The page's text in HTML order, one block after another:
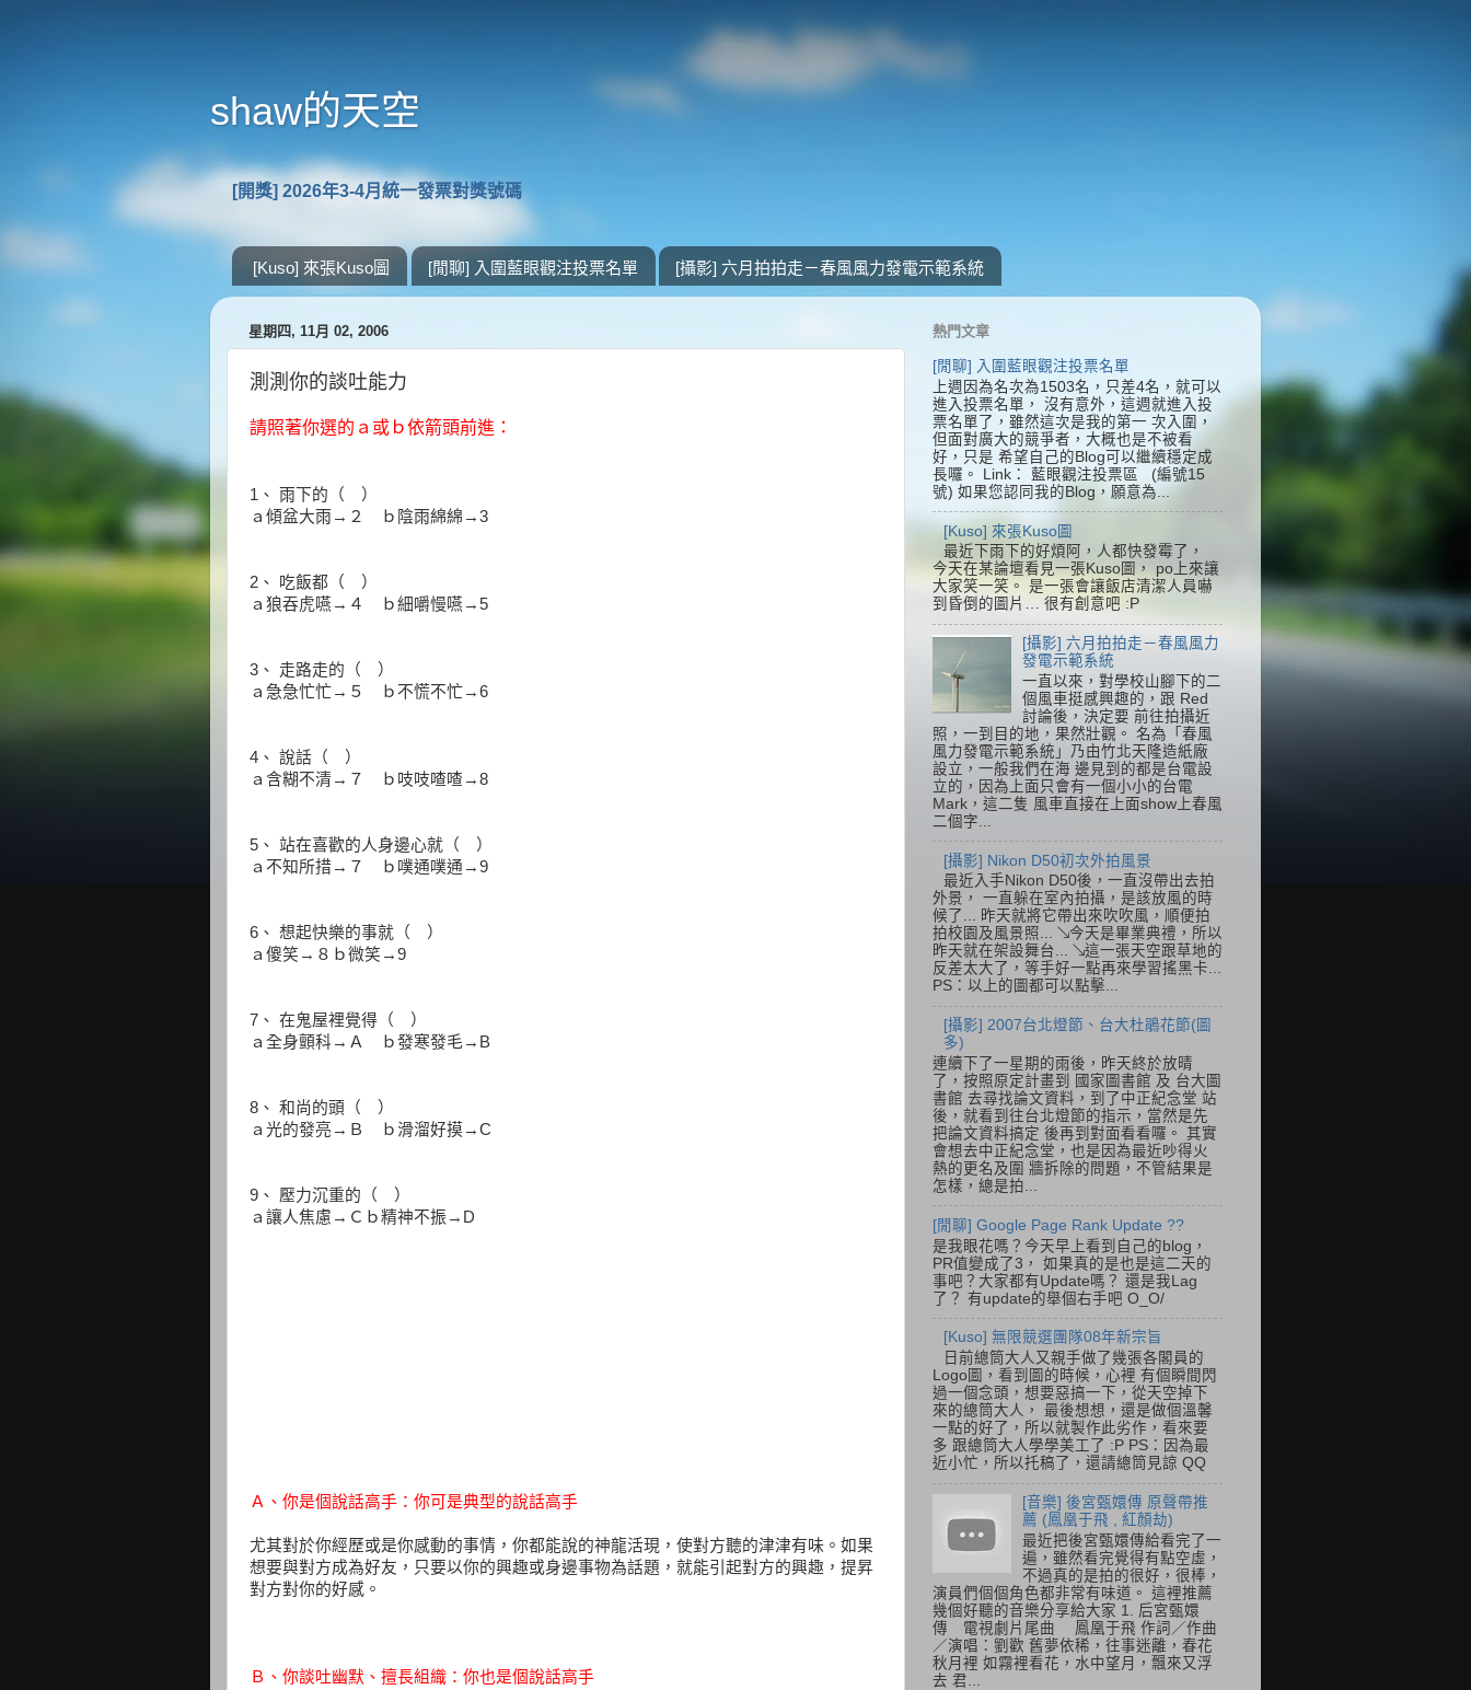
shaw的天空
[開獎] 2026年3-4月統一發票對獎號碼
[Kuso] 來張Kuso圖 [閒聊] 入圍藍眼觀注投票名單 [攝影] 六月拍拍走－春風風力發電示範系統
星期四, 11月 02, 2006
測測你的談吐能力
請照著你選的ａ或ｂ依箭頭前進：
1、 雨下的（ ）
ａ傾盆大雨→２ ｂ陰雨綿綿→3
2、 吃飯都（ ）
ａ狼吞虎嚥→４ ｂ細嚼慢嚥→5
3、 走路走的（ ）
ａ急急忙忙→５ ｂ不慌不忙→6
4、 說話（ ）
ａ含糊不清→７ ｂ吱吱喳喳→8
5、 站在喜歡的人身邊心就（ ）
ａ不知所措→７ ｂ噗通噗通→9
6、 想起快樂的事就（ ）
ａ傻笑→８ｂ微笑→9
7、 在鬼屋裡覺得（ ）
ａ全身顫科→Ａ ｂ發寒發毛→B
8、 和尚的頭（ ）
ａ光的發亮→Ｂ ｂ滑溜好摸→C
9、 壓力沉重的（ ）
ａ讓人焦慮→Ｃｂ精神不振→D
Ａ、你是個說話高手：你可是典型的說話高手
尤其對於你經歷或是你感動的事情，你都能說的神龍活現，使對方聽的津津有味。如果
想要與對方成為好友，只要以你的興趣或身邊事物為話題，就能引起對方的興趣，提昇
對方對你的好感。
Ｂ、你談吐幽默、擅長組織：你也是個說話高手
熱門文章
[閒聊] 入圍藍眼觀注投票名單
上週因為名次為1503名，只差4名，就可以
進入投票名單， 沒有意外，這週就進入投
票名單了，雖然這次是我的第一 次入圍，
但面對廣大的競爭者，大概也是不被看
好，只是 希望自己的Blog可以繼續穩定成
長囉。 Link： 藍眼觀注投票區 (編號15
號) 如果您認同我的Blog，願意為...
[Kuso] 來張Kuso圖
最近下雨下的好煩阿，人都快發霉了，
今天在某論壇看見一張Kuso圖， po上來讓
大家笑一笑。 是一張會讓飯店清潔人員嚇
到昏倒的圖片… 很有創意吧 :P
[攝影] 六月拍拍走－春風風力
發電示範系統
一直以來，對學校山腳下的二
個風車挺感興趣的，跟 Red
討論後，決定要 前往拍攝近
照，一到目的地，果然壯觀。 名為「春風
風力發電示範系統」乃由竹北天隆造紙廠
設立，一般我們在海 邊見到的都是台電設
立的，因為上面只會有一個小小的台電
Mark，這二隻 風車直接在上面show上春風
二個字...
[攝影] Nikon D50初次外拍風景
最近入手Nikon D50後，一直沒帶出去拍
外景， 一直躲在室內拍攝，是該放風的時
候了... 昨天就將它帶出來吹吹風，順便拍
拍校園及風景照... ↘今天是畢業典禮，所以
昨天就在架設舞台... ↘這一張天空跟草地的
反差太大了，等手好一點再來學習搖黑卡...
PS：以上的圖都可以點擊...
[攝影] 2007台北燈節、台大杜鵑花節(圖
多)
連續下了一星期的雨後，昨天終於放晴
了，按照原定計畫到 國家圖書館 及 台大圖
書館 去尋找論文資料，到了中正紀念堂 站
後，就看到往台北燈節的指示，當然是先
把論文資料搞定 後再到對面看看囉。 其實
會想去中正紀念堂，也是因為最近吵得火
熱的更名及圍 牆拆除的問題，不管結果是
怎樣，總是拍...
[閒聊] Google Page Rank Update ??
是我眼花嗎？今天早上看到自己的blog，
PR值變成了3， 如果真的是也是這二天的
事吧？大家都有Update嗎？ 還是我Lag
了？ 有update的舉個右手吧 O_O/
[Kuso] 無限競選團隊08年新宗旨
日前總筒大人又親手做了幾張各閣員的
Logo圖，看到圖的時候，心裡 有個瞬間閃
過一個念頭，想要惡搞一下，從天空掉下
來的總筒大人， 最後想想，還是做個溫馨
一點的好了，所以就製作此劣作，看來要
多 跟總筒大人學學美工了 :P PS：因為最
近小忙，所以托稿了，還請總筒見諒 QQ
[音樂] 後宮甄嬛傳 原聲帶推
薦 (鳳凰于飛 , 紅顏劫)
最近把後宮甄嬛傳給看完了一
遍，雖然看完覺得有點空虛，
不過真的是拍的很好，很棒，
演員們個個角色都非常有味道。 這裡推薦
幾個好聽的音樂分享給大家 1. 后宮甄嬛
傳 電視劇片尾曲 鳳凰于飛 作詞／作曲
／演唱：劉歡 舊夢依稀，往事迷離，春花
秋月裡 如霧裡看花，水中望月，飄來又浮
去 君...